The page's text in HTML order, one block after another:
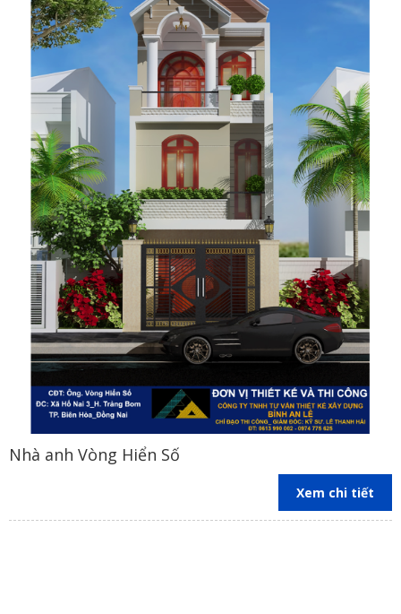
Nhà anh Vòng Hiển Số
Xem chi tiết